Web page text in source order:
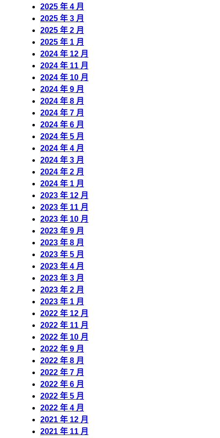
2025 年 4 月
2025 年 3 月
2025 年 2 月
2025 年 1 月
2024 年 12 月
2024 年 11 月
2024 年 10 月
2024 年 9 月
2024 年 8 月
2024 年 7 月
2024 年 6 月
2024 年 5 月
2024 年 4 月
2024 年 3 月
2024 年 2 月
2024 年 1 月
2023 年 12 月
2023 年 11 月
2023 年 10 月
2023 年 9 月
2023 年 8 月
2023 年 5 月
2023 年 4 月
2023 年 3 月
2023 年 2 月
2023 年 1 月
2022 年 12 月
2022 年 11 月
2022 年 10 月
2022 年 9 月
2022 年 8 月
2022 年 7 月
2022 年 6 月
2022 年 5 月
2022 年 4 月
2021 年 12 月
2021 年 11 月